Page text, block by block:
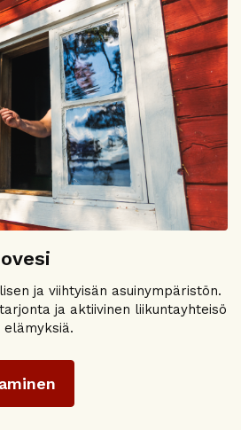
ja viihtyisän asuinympäristön.
ja aktiivinen liikuntayhteisö